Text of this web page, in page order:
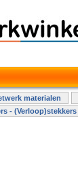
materialen
- (Verloop)stekkers